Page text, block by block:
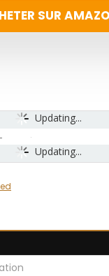
SUR
Updating...
Updating...
-